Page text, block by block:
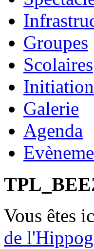
Groupes
Scolaires
Initiation
Galerie
Agenda
Vous êtes
de